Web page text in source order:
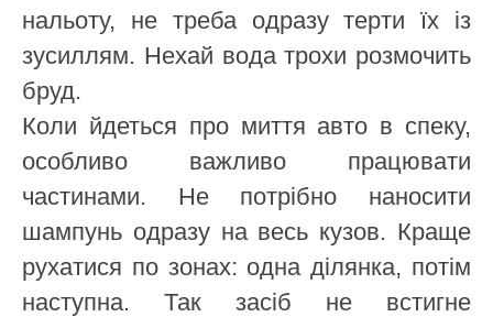
нальоту, не треба одразу терти їх із
зусиллям. Нехай вода трохи розмочить
бруд.
Коли йдеться про миття авто в спеку,
особливо важливо працювати
частинами. Не потрібно наносити
шампунь одразу на весь кузов. Краще
рухатися по зонах: одна ділянка, потім
наступна. Так засіб не встигне